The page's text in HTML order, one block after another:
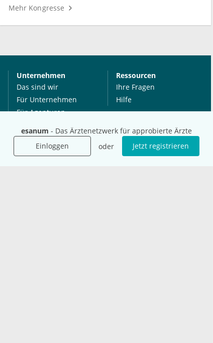
esanum - Das Ärztenetzwerk für approbierte Ärzte
Einloggen
oder Jetzt registrieren
Mehr Kongresse
Unternehmen
Das sind wir
Für Unternehmen
Für Agenturen
Presse
Karriere
Ressourcen
Ihre Fragen
Hilfe